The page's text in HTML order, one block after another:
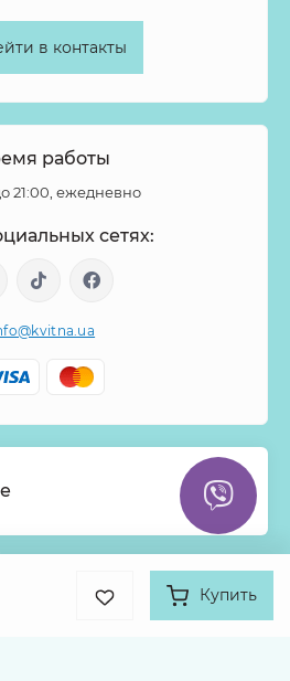
Купить
в контакты
работы
21:00, ежедневно
сетях: